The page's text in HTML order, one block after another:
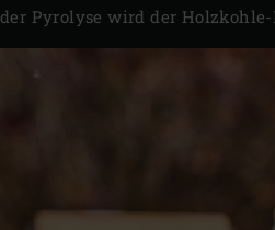
der Pyrolyse wird der